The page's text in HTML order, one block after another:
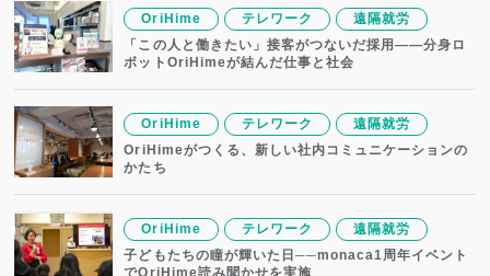
OriHime テレワーク
遠隔就労
「この人と働きたい」接客がつないだ採用——分身ロ
ボットOriHimeが結んだ仕事と社会
OriHime テレワーク
遠隔就労
OriHimeがつくる、新しい社内コミュニケーションの
かたち
OriHime テレワーク
遠隔就労
子どもたちの瞳が輝いた日──monaca1周年イベント
でOriHime読み聞かせを実施